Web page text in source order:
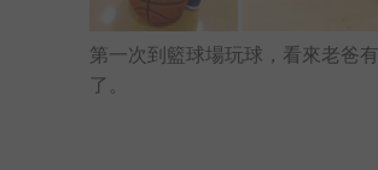
第一次到籃球場玩球，看來老爸
了。